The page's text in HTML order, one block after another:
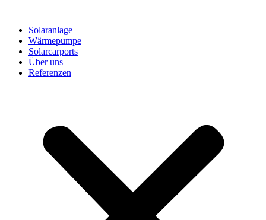
Solaranlage
Wärmepumpe
Solarcarports
Über uns
Referenzen